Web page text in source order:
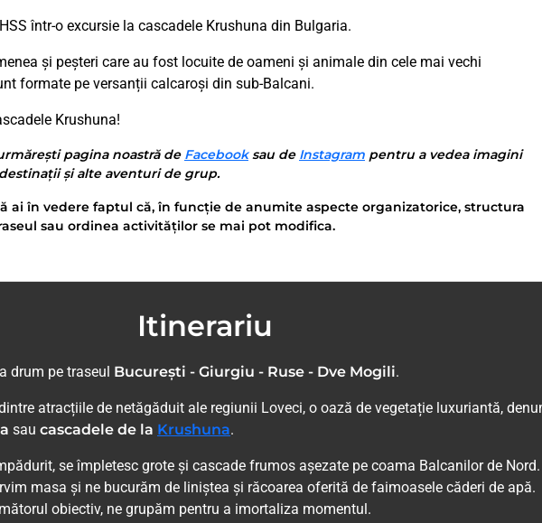
într-o excursie la cascadele Krushuna din Bulgaria.
și peșteri care au fost locuite de oameni și animale din cele mai vechi
formate pe versanții calcaroși din sub-Balcani.
Krushuna!
pagina noastră de Facebooksau de Instagram pentru a vedea imagini
și alte aventuri de grup.
ai în vedere faptul că, în funcție de anumite aspecte organizatorice, structura
sau ordinea activităților se mai pot modifica.
Itinerariu
drum pe traseul București - Giurgiu - Ruse - Dve Mogili.
atracțiile de netăgăduit ale regiunii Loveci, o oază de vegetație luxuriantă,
sau cascadele de la Krushuna.
se împletesc grote și cascade frumos așezate pe coama Balcanilor de Nord.
masa și ne bucurăm de liniștea și răcoarea oferită de faimoasele căderi de apă.
obiectiv, ne grupăm pentru a imortaliza momentul.